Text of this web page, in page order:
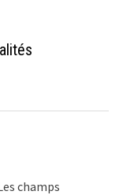
champs